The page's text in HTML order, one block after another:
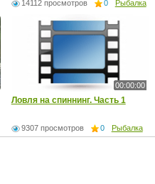
14112 просмотров 0 Рыбалка
00:00:00
Ловля на спиннинг. Часть 1
9307 просмотров 0 Рыбалка